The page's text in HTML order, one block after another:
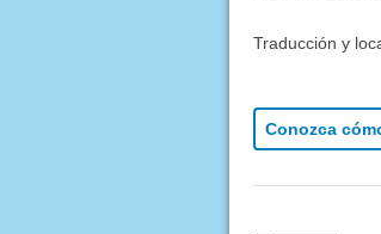
Traducción y
Conozca